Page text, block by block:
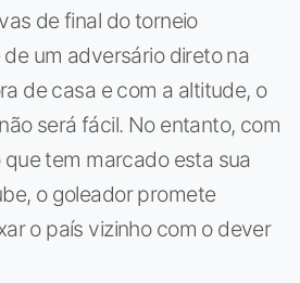
de final do torneio
um adversário direto na
de casa e com a altitude, o
será fácil. No entanto, com
tem marcado esta sua
o goleador promete
o país vizinho com o dever